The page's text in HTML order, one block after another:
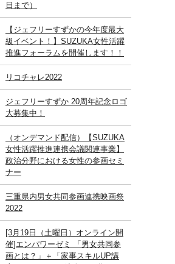
日まで）
【ジェフリーすずかの今年度最大
級イベント！】SUZUKA女性活躍
推進フォーラムを開催します！！
リコチャレ2022
ジェフリーすずか 20周年記念ロゴ
大募集中！
（オンデマンド配信）【SUZUKA
女性活躍推進連携会議関連事業】
政治分野における女性の参画セミ
ナー
三重県内男女共同参画連携映画祭
2022
[3月19日（土曜日）オンライン開
催]エンパワーゼミ 「男女共同参
画とは？」＋「家事スキルUP講